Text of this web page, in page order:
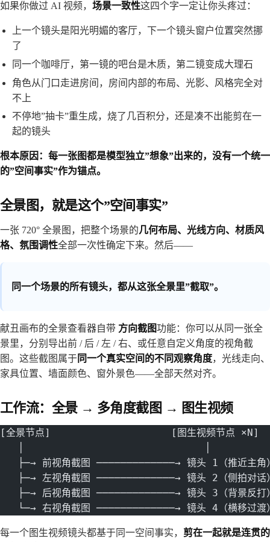
如果你做过 AI 视频， 场景一致性这四个字一定让你头疼过：
上一个镜头是阳光明媚的客厅，下一个镜头窗户位置突然挪
了
同一个咖啡厅，第一镜的吧台是木质，第二镜变成大理石
角色从门口走进房间，房间内部的布局、光影、风格完全对
不上
不停地”抽卡”重生成，烧了几百积分，还是凑不出能剪在一
起的镜头
根本原因：每一张图都是模型独立”想象”出来的，没有一个统一
的”空间事实”作为锚点。
全景图，就是这个”空间事实”
一张 720° 全景图，把整个场景的几何布局、光线方向、材质风
格、氛围调性全部一次性确定下来。然后——
同一个场景的所有镜头，都从这张全景里”截取”。
献丑画布的全景查看器自带 方向截图功能：你可以从同一张全
景里，分别导出前 / 后 / 左 / 右、或任意自定义角度的视角截
图。这些截图属于同一个真实空间的不同观察角度，光线走向、
家具位置、墙面颜色、窗外景色——全部天然对齐。
工作流：全景 → 多角度截图 → 图生视频
[全景节点]                    [图生视频节点 ×N]
├─→ 前视角截图 ─────────────→ 镜头 1（推近主角
├─→ 左视角截图 ─────────────→ 镜头 2（侧拍对话
├─→ 后视角截图 ─────────────→ 镜头 3（背景反打
└─→ 右视角截图 ─────────────→ 镜头 4（横移过渡
每一个图生视频镜头都基于同一空间事实， 剪在一起就是连贯的